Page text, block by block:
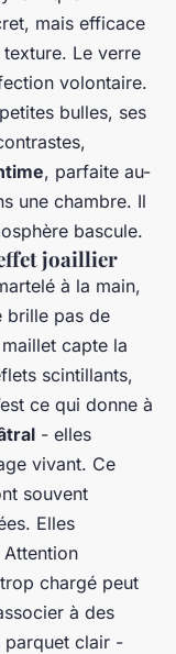
mais efficace
Le verre
volontaire.
bulles, ses
, parfaite au-
une chambre. Il
bascule.
joaillier
à la main,
brille pas de
capte la
scintillants,
ce qui donne à
- elles
vivant. Ce
souvent
Elles
chargé peut
à des
parquet clair -